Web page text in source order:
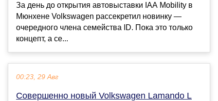
За день до открытия автовыставки IAA Mobility в
Мюнхене Volkswagen рассекретил новинку —
очередного члена семейства ID. Пока это только
концепт, а се...
00:23, 29 Авг
Совершенно новый Volkswagen Lamando L